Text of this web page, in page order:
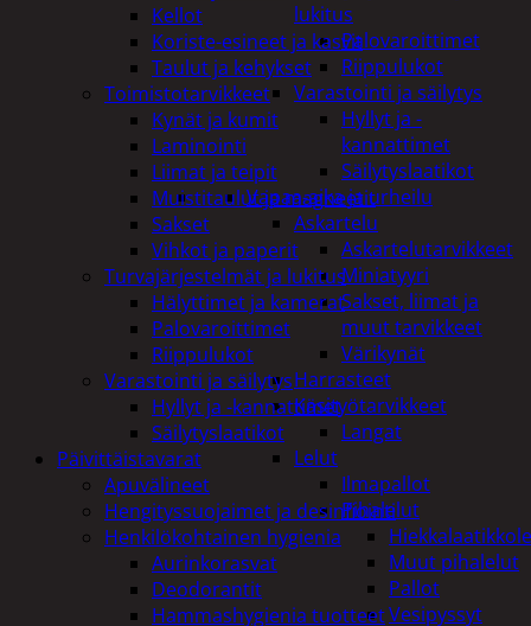
lukitus
Palovaroittimet
Riippulukot
Varastointi ja säilytys
Hyllyt ja -
kannattimet
Säilytyslaatikot
Vapaa-aika ja urheilu
Askartelu
Askartelutarvikkeet
Miniatyyri
Sakset, liimat ja
muut tarvikkeet
Värikynät
Harrasteet
Käsityötarvikkeet
Langat
Lelut
Ilmapallot
Pihalelut
Muut pihalelut
Pallot
Vesipyssyt
Kellot
Koriste-esineet ja kasvit
Taulut ja kehykset
Toimistotarvikkeet
Kynät ja kumit
Laminointi
Liimat ja teipit
Muistitaulut ja magneetit
Sakset
Vihkot ja paperit
Turvajärjestelmät ja lukitus
Hälyttimet ja kamerat
Palovaroittimet
Riippulukot
Varastointi ja säilytys
Hyllyt ja -kannattimet
Säilytyslaatikot
Päivittäistavarat
Apuvälineet
Hengityssuojaimet ja desinfiointi
Henkilökohtainen hygienia
Aurinkorasvat
Deodorantit
Hammashygienia tuotteet